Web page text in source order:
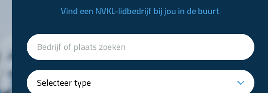
Vind een NVKL-lidbedrijf bij jou in de buurt